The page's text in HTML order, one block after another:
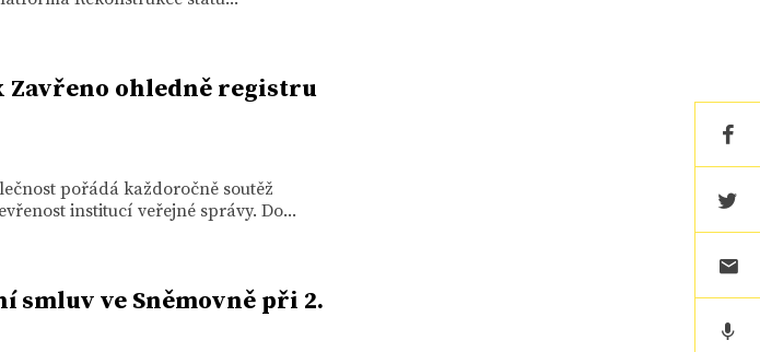
Zavřeno ohledně registru
pořádá každoročně soutěž
institucí veřejné správy. Do...
smluv ve Sněmovně při 2.